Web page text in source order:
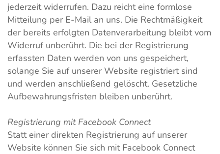
jederzeit widerrufen. Dazu reicht eine formlose
Mitteilung per E-Mail an uns. Die Rechtmäßigkeit
der bereits erfolgten Datenverarbeitung bleibt vom
Widerruf unberührt. Die bei der Registrierung
erfassten Daten werden von uns gespeichert,
solange Sie auf unserer Website registriert sind
und werden anschließend gelöscht. Gesetzliche
Aufbewahrungsfristen bleiben unberührt.
Registrierung mit Facebook Connect
Statt einer direkten Registrierung auf unserer
Website können Sie sich mit Facebook Connect